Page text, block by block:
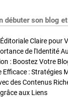
débuter son blog
Claire pour
de l'Identité
Efficace : Stratégies
aux Liens